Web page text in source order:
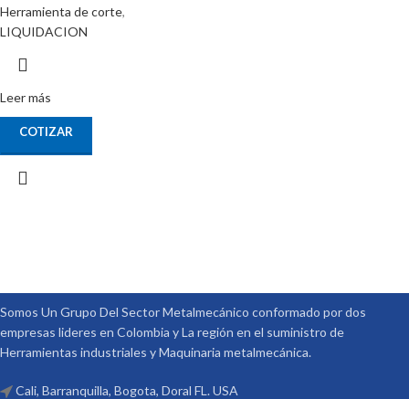
Herramienta de corte,
LIQUIDACION
Leer más
COTIZAR
Somos Un Grupo Del Sector Metalmecánico conformado por dos
empresas lideres en Colombia y La región en el suministro de
Herramientas industriales y Maquinaria metalmecánica.
Cali, Barranquilla, Bogota, Doral FL. USA